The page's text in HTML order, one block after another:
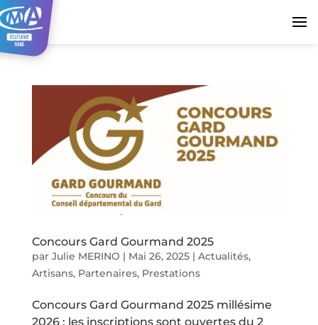
Concours Gard Gourmand 2025
par Julie MERINO | Mai 26, 2025| Actualités,
Artisans, Partenaires, Prestations
Concours Gard Gourmand 2025 millésime
2026 : les inscriptions sont ouvertes du 2